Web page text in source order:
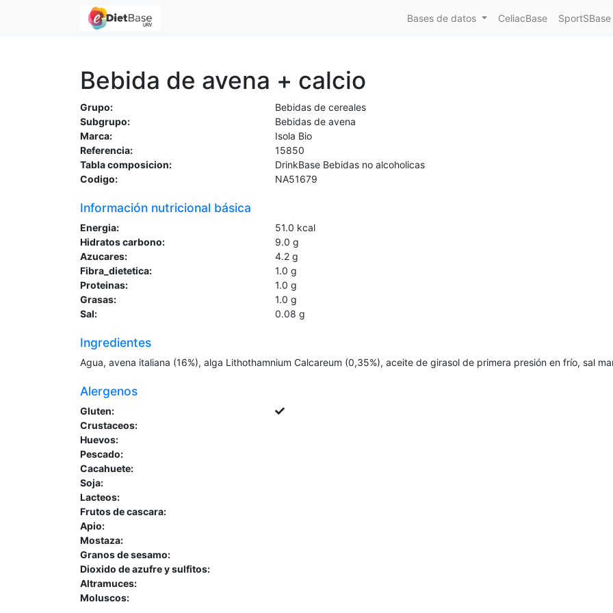
Bases de datos CeliacBase SportSBase
Bebida de avena + calcio
Grupo:
Bebidas de cereales
Subgrupo:
Bebidas de avena
Marca:
Isola Bio
Referencia:
15850
Tabla composicion:
DrinkBase Bebidas no alcoholicas
Codigo:
NA51679
Información nutricional básica
Energia: 51.0 kcal
Hidratos carbono:
9.0 g
Azucares:
4.2 g
Fibra_dietetica:
1.0 g
Proteinas:
1.0 g
Grasas:
1.0 g
Sal:
0.08 g
Ingredientes
Agua, avena italiana (16%), alga Lithothamnium Calcareum (0,35%), aceite de girasol de primera presión en frío, sal
Alergenos
Gluten:
Crustaceos:
Huevos:
Pescado:
Cacahuete:
Soja:
Lacteos:
Frutos de cascara:
Apio:
Mostaza:
Granos de sesamo:
Dioxido de azufre y sulfitos:
Altramuces:
Moluscos: